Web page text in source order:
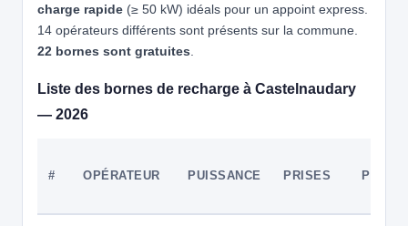
E-TOTEM
e-Totem - ALDI Castelnaudary
⚡ 180 kW CCS2 · CHAdeMO · Type 2 · EF 5 PDC
🅿️ Parking privé à usage public
Enerstock/679a01d04f5da094d714fd98
charge rapide (≥ 50 kW) idéals pour un appoint express.
14 opérateurs différents sont présents sur la commune.
22 bornes sont gratuites
Liste des bornes de recharge à Castelnaudary
— 2026
# OPÉRATEUR PUISSANCE PRISES PDC